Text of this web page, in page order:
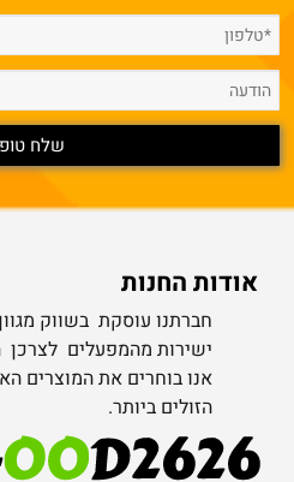
אודות החנות
חברתנו עוסקת בשווק
ישירות מהמפעלים לצרכן
אנו בוחרים את המוצרים
הזולים ביותר.